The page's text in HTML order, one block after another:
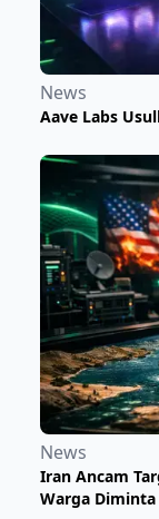
News
Aave Labs
News
Iran Ancam
Warga